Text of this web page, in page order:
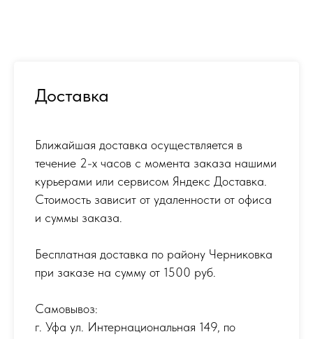
Доставка
Ближайшая доставка осуществляется в
течение 2-х часов с момента заказа нашими
курьерами или сервисом Яндекс Доставка.
Стоимость зависит от удаленности от офиса
и суммы заказа.
Бесплатная доставка по району Черниковка
при заказе на сумму от 1500 руб.
Самовывоз:
г. Уфа ул. Интернациональная 149, по